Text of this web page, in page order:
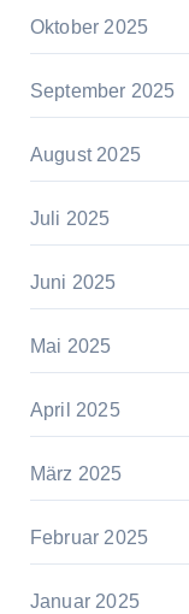
Oktober 2025
September 2025
August 2025
Juli 2025
Juni 2025
Mai 2025
April 2025
März 2025
Februar 2025
Januar 2025